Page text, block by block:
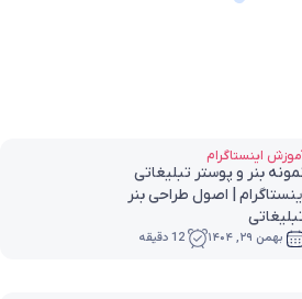
اینستاگرام
بنر و پوستر تبلیغاتی
| اصول طراحی بنر
بهمن ۲۹, ۱۴۰۴ 12 دقیقه